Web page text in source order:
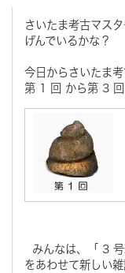
さいたま考古マス
げんでいるかな？
今日からさいたま
第 1 回 から第 3 回
みんなは、「 3 号
をあわせて新しい